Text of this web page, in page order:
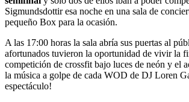
Sigmundsdottir esa noche en una sala de
pequeño Box para la ocasión.
A las 17:00 horas la sala abría sus puertas al
afortunados tuvieron la oportunidad de vivir la
competición de crossfit bajo luces de neón y el
la música a golpe de cada WOD de DJ Loren
espectáculo!